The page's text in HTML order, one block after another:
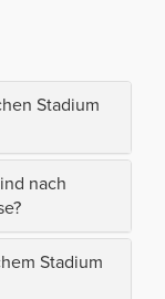
Stadium
nach
Stadium